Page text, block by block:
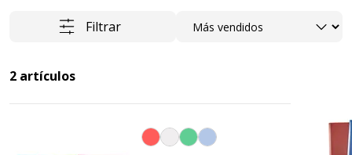
Filtrar Ordenar
2 artículos
Personalización del color